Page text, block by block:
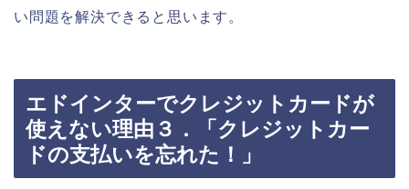
い問題を解決できると思います。
エドインターでクレジットカードが
使えない理由３．「クレジットカー
ドの支払いを忘れた！」